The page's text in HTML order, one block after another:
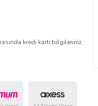
kredi kartı bilgileriniz